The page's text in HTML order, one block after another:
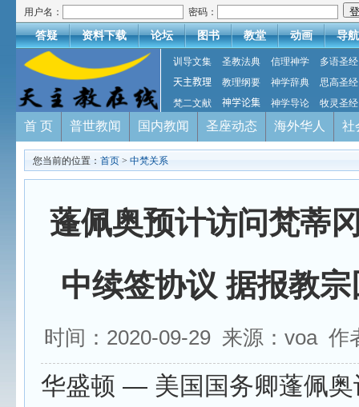
用户名： 密码：
答疑 资料下载 论坛 图书 教堂 动画 导航
训导文集 圣教法典 信理神学
多语圣经
天主教理
教理纲要 神学辞典
思高圣经
梵二文献
神学论集 神学导论 牧灵圣经
首 页 普世教闻 国内教闻 圣座动态 海外华人 社
您当前的位置： 首页 > 中梵关系
蓬佩奥预计访问梵蒂
中续签协议 据报教
时间：2020-09-29 来源：voa 作
华盛顿 — 美国国务卿蓬佩奥